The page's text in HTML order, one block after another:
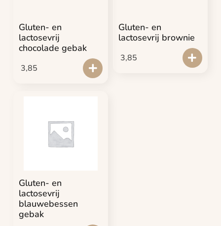
Gluten- en
lactosevrij
chocolade gebak
3,85
Gluten- en
lactosevrij brownie
3,85
Gluten- en
lactosevrij
blauwebessen
gebak